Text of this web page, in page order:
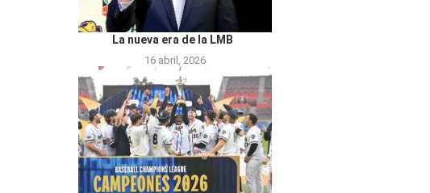
La nueva era de la LMB
16 abril, 2026